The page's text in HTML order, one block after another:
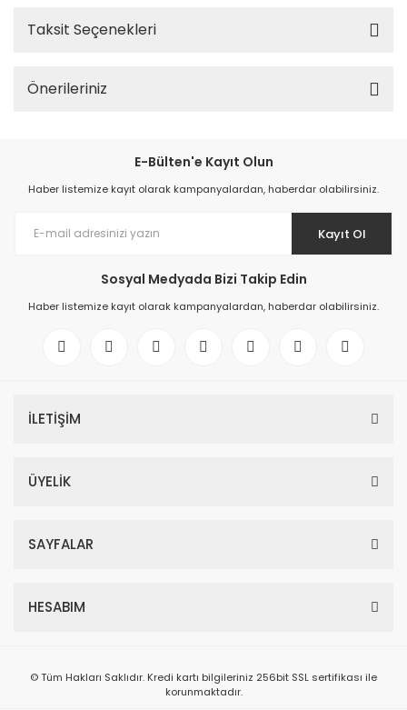
Taksit Seçenekleri
Önerileriniz
E-Bülten'e Kayıt Olun
Haber listemize kayıt olarak kampanyalardan, haberdar olabilirsiniz.
Kayıt Ol
Sosyal Medyada Bizi Takip Edin
Haber listemize kayıt olarak kampanyalardan, haberdar olabilirsiniz.
İLETİŞİM
ÜYELİK
SAYFALAR
HESABIM
© Tüm Hakları Saklıdır. Kredi kartı bilgileriniz 256bit SSL sertifikası ile
korunmaktadır.